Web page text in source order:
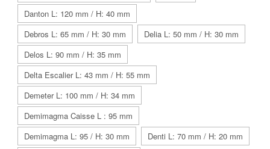
Danton L: 120 mm / H: 40 mm
Debros L: 65 mm / H: 30 mm
Delia L: 50 mm / H: 30 mm
Delos L: 90 mm / H: 35 mm
Delta Escalier L: 43 mm / H: 55 mm
Demeter L: 100 mm / H: 34 mm
Demimagma Caisse L : 95 mm
Demimagma L: 95 / H: 30 mm
Denti L: 70 mm / H: 20 mm